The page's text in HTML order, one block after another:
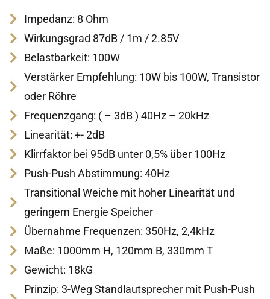
Impedanz: 8 Ohm
Wirkungsgrad 87dB / 1m / 2.85V
Belastbarkeit: 100W
Verstärker Empfehlung: 10W bis 100W, Transistor
oder Röhre
Frequenzgang: ( – 3dB ) 40Hz – 20kHz
Linearität: +- 2dB
Klirrfaktor bei 95dB unter 0,5% über 100Hz
Push-Push Abstimmung: 40Hz
Transitional Weiche mit hoher Linearität und
geringem Energie Speicher
Übernahme Frequenzen: 350Hz, 2,4kHz
Maße: 1000mm H, 120mm B, 330mm T
Gewicht: 18kG
Prinzip: 3-Weg Standlautsprecher mit Push-Push